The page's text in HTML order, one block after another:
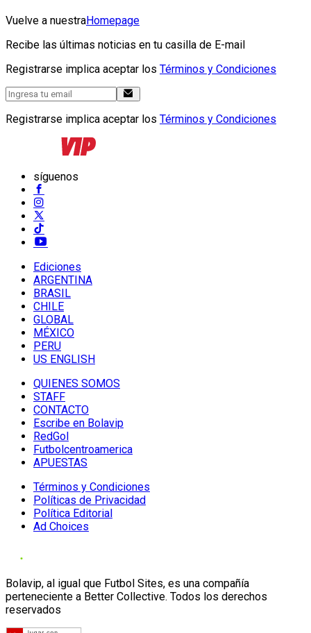
Vuelve a nuestraHomepage
Recibe las últimas noticias en tu casilla de E-mail
Registrarse implica aceptar los Términos y Condiciones
Registrarse implica aceptar los Términos y Condiciones
síguenos
Ediciones
ARGENTINA
BRASIL
CHILE
GLOBAL
MÉXICO
PERU
US ENGLISH
QUIENES SOMOS
STAFF
CONTACTO
Escribe en Bolavip
RedGol
Futbolcentroamerica
APUESTAS
Términos y Condiciones
Políticas de Privacidad
Política Editorial
Ad Choices
Bolavip, al igual que Futbol Sites, es una compañía
perteneciente a Better Collective. Todos los derechos
reservados